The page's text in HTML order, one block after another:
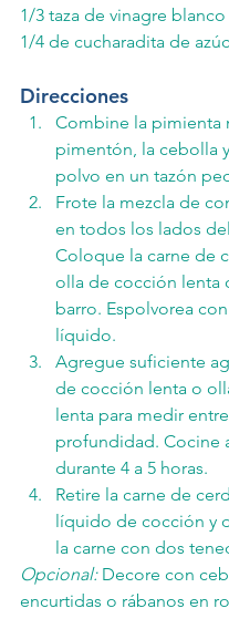
1/3 taza de vinagre blanco
1/4 de cucharadita de
Direcciones
Combine la pimienta
pimentón, la cebolla
polvo en un tazón
Frote la mezcla de
en todos los lados
Coloque la carne de
olla de cocción lenta
barro. Espolvorea
líquido.
Agregue suficiente
de cocción lenta o
lenta para medir
profundidad. Cocine
durante 4 a 5 horas.
Retire la carne de
líquido de cocción y
la carne con dos
Opcional: Decore con
encurtidas o rábanos en